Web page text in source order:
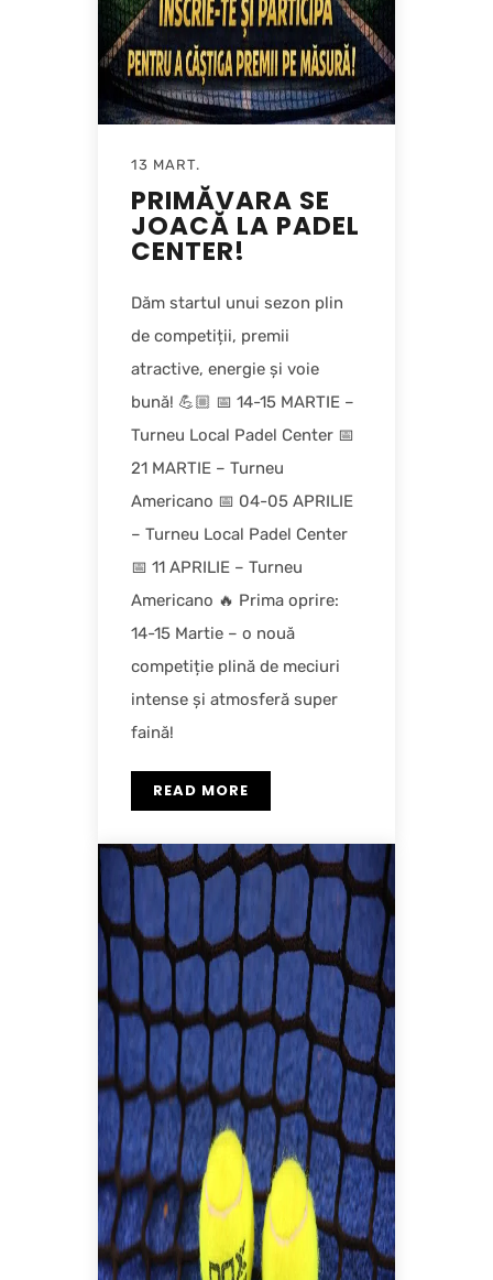
13 MART.
PRIMĂVARA SE
JOACĂ LA PADEL
CENTER!
Dăm startul unui sezon plin
de competiții, premii
atractive, energie și voie
bună! 💪🏼 📅 14-15 MARTIE –
Turneu Local Padel Center 📅
21 MARTIE – Turneu
Americano 📅 04-05 APRILIE
– Turneu Local Padel Center
📅 11 APRILIE – Turneu
Americano 🔥 Prima oprire:
14-15 Martie – o nouă
competiție plină de meciuri
intense și atmosferă super
faină!
READ MORE